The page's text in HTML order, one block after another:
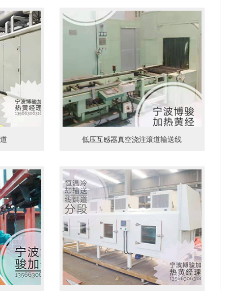
低压互感器真空浇注滚道输送线